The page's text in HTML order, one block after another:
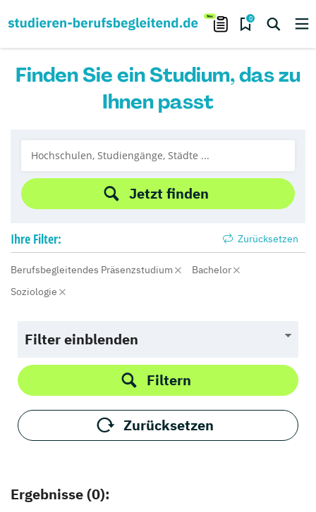
0
Finden Sie ein Studium, das zu
Ihnen passt
Jetzt finden
Ihre Filter: Zurücksetzen
Berufsbegleitendes Präsenzstudium
Bachelor
Soziologie
Filter einblenden
Filtern
Zurücksetzen
Ergebnisse (0):